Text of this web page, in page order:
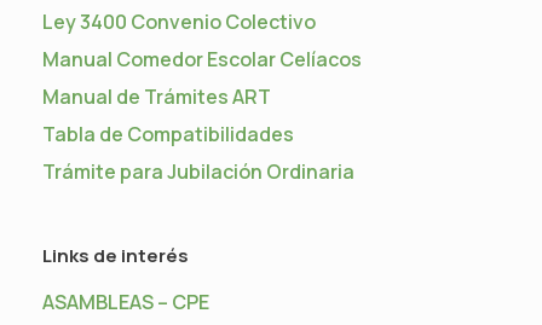
Ley 3400 Convenio Colectivo
Manual Comedor Escolar Celíacos
Manual de Trámites ART
Tabla de Compatibilidades
Trámite para Jubilación Ordinaria
Links de interés
ASAMBLEAS – CPE